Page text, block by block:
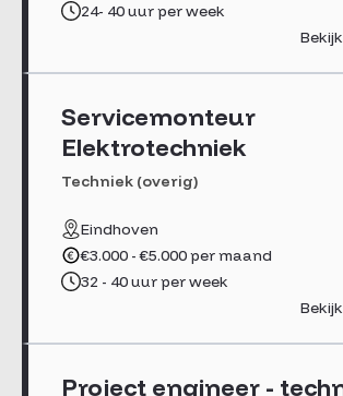
24- 40 uur per week
Servicemonteur
Elektrotechniek
Techniek (overig)
Eindhoven
€3.000 - €5.000 per maand
32 - 40 uur per week
Project engineer -